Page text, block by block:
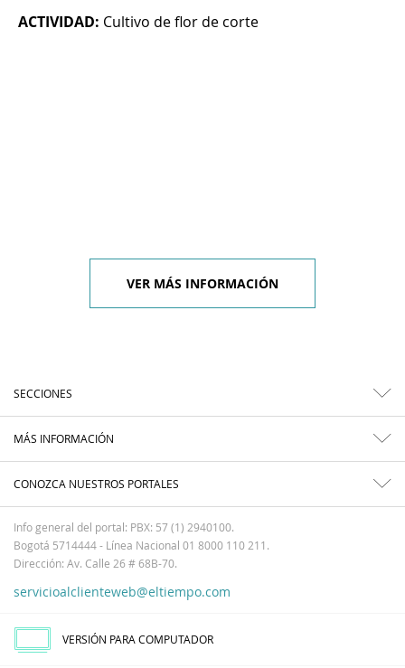
ACTIVIDAD: Cultivo de flor de corte
VER MÁS INFORMACIÓN
SECCIONES
MÁS INFORMACIÓN
CONOZCA NUESTROS PORTALES
Info general del portal: PBX: 57 (1) 2940100.
Bogotá 5714444 - Línea Nacional 01 8000 110 211.
Dirección: Av. Calle 26 # 68B-70.
servicioalclienteweb@eltiempo.com
VERSIÓN PARA COMPUTADOR